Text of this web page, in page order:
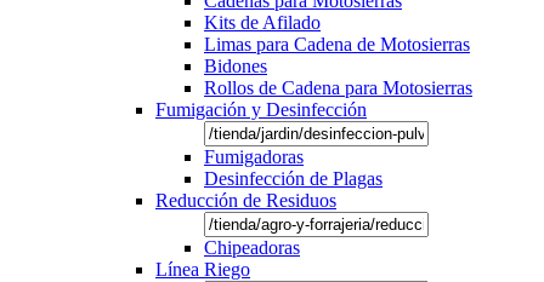
Kits de Afilado
Limas para Cadena de Motosierras
Bidones
Rollos de Cadena para Motosierras
Fumigación y Desinfección
Fumigadoras
Desinfección de Plagas
Reducción de Residuos
Chipeadoras
Línea Riego